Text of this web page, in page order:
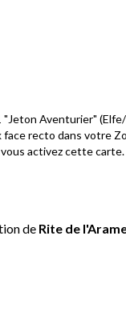
Aventurier"
recto dans votre
activez cette
de Rite de